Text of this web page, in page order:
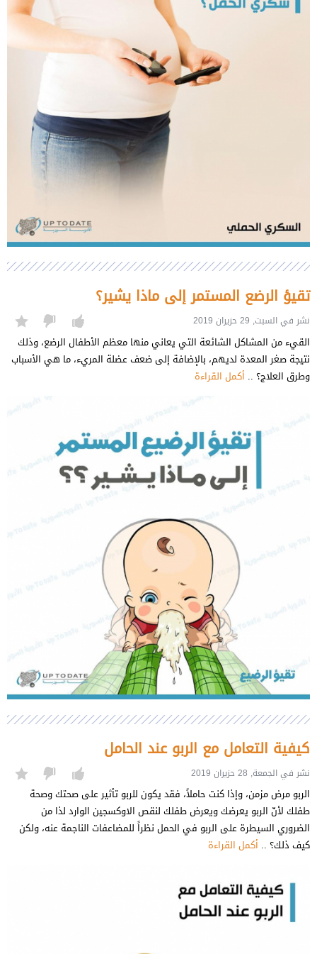
تقيؤ الرضع المستمر إلى ماذا يشير؟
نشر في السبت, 29 حزيران 2019
القيء من المشاكل الشائعة التي يعاني منها معظم الأطفال الرضع، وذلك
نتيجة صغر المعدة لديهم، بالإضافة إلى ضعف عضلة المريء، ما هي الأسباب
وطرق العلاج؟ .. أكمل القراءة
كيفية التعامل مع الربو عند الحامل
نشر في الجمعة, 28 حزيران 2019
الربو مرض مزمن، وإذا كنت حاملاً، فقد يكون للربو تأثير على صحتك وصحة
طفلك لأنّ الربو يعرضك ويعرض طفلك لنقص الاوكسجين الوارد لذا من
الضروري السيطرة على الربو في الحمل نظراً للمضاعفات الناجمة عنه، ولكن
كيف ذلك؟ .. أكمل القراءة